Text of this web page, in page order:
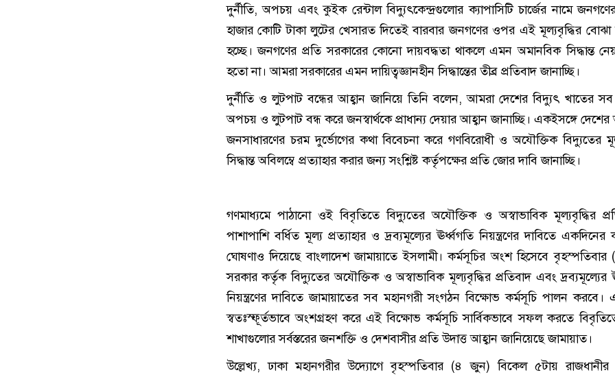
দুর্নীতি, অপচয় এবং কুইক রেন্টাল বিদ্যুৎকেন্দ্রগুলোর ক্যাপাসিটি চার্জের নামে
হাজার কোটি টাকা লুটের খেসারত দিতেই বারবার জনগণের ওপর এই মূল্যবৃদ্ধির বোঝা
হচ্ছে। জনগণের প্রতি সরকারের কোনো দায়বদ্ধতা থাকলে এমন অমানবিক সিদ্ধান্ত
হতো না। আমরা সরকারের এমন দায়িত্বজ্ঞানহীন সিদ্ধান্তের তীব্র প্রতিবাদ জানাচ্ছি।
দুর্নীতি ও লুটপাট বন্ধের আহ্বান জানিয়ে তিনি বলেন, আমরা দেশের বিদ্যুৎ খাতের সব
অপচয় ও লুটপাট বন্ধ করে জনস্বার্থকে প্রাধান্য দেয়ার আহ্বান জানাচ্ছি। একইসঙ্গে
জনসাধারণের চরম দুর্ভোগের কথা বিবেচনা করে গণবিরোধী ও অযৌক্তিক বিদ্যুতের
সিদ্ধান্ত অবিলম্বে প্রত্যাহার করার জন্য সংশ্লিষ্ট কর্তৃপক্ষের প্রতি জোর দাবি জানাচ্ছি।
গণমাধ্যমে পাঠানো ওই বিবৃতিতে বিদ্যুতের অযৌক্তিক ও অস্বাভাবিক মূল্যবৃদ্ধির
পাশাপাশি বর্ধিত মূল্য প্রত্যাহার ও দ্রব্যমূল্যের ঊর্ধ্বগতি নিয়ন্ত্রণের দাবিতে একদিনের
ঘোষণাও দিয়েছে বাংলাদেশ জামায়াতে ইসলামী। কর্মসূচির অংশ হিসেবে
সরকার কর্তৃক বিদ্যুতের অযৌক্তিক ও অস্বাভাবিক মূল্যবৃদ্ধির প্রতিবাদ এবং দ্রব্যমূল্যের
নিয়ন্ত্রণের দাবিতে জামায়াতের সব মহানগরী সংগঠন বিক্ষোভ কর্মসূচি পালন করবে।
স্বতঃস্ফূর্তভাবে অংশগ্রহণ করে এই বিক্ষোভ কর্মসূচি সার্বিকভাবে সফল করতে
শাখাগুলোর সর্বস্তরের জনশক্তি ও দেশবাসীর প্রতি উদাত্ত আহ্বান জানিয়েছে জামায়াত।
উল্লেখ্য, ঢাকা মহানগরীর উদ্যোগে বৃহস্পতিবার (৪ জুন) বিকেল ৫টায়